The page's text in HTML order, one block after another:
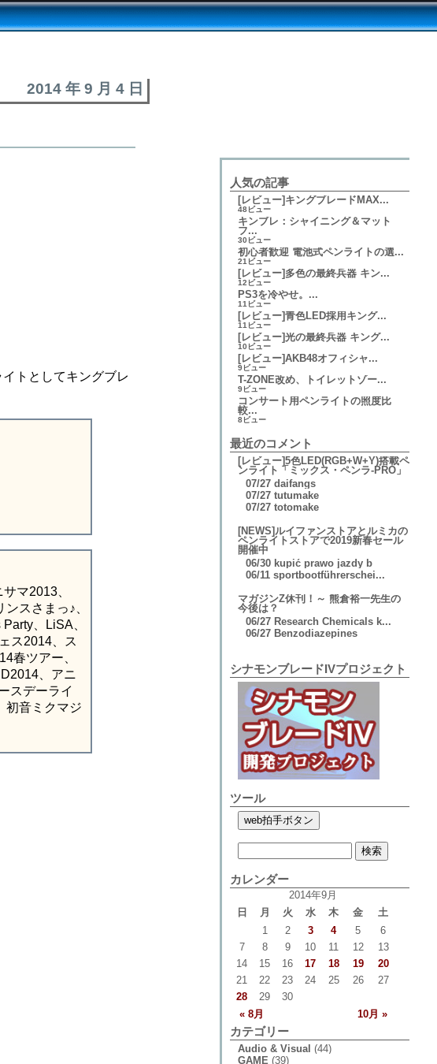
2014 年 9 月 4 日
トとしてキングブレ
マ2013、
スさまっ♪、
、LiSA、
ス2014、ス
春ツアー、
、アニ
スデーライ
初音ミクマジ
人気の記事
[レビュー]キングブレードMAX...
48ビュー
キンブレ：シャイニング＆マット
フ...
30ビュー
初心者歓迎 電池式ペンライトの選...
21ビュー
[レビュー]多色の最終兵器 キン...
12ビュー
PS3を冷やせ。...
11ビュー
[レビュー]青色LED採用キング...
11ビュー
[レビュー]光の最終兵器 キング...
10ビュー
[レビュー]AKB48オフィシャ...
9ビュー
T-ZONE改め、トイレットゾー...
9ビュー
コンサート用ペンライトの照度比
較...
8ビュー
最近のコメント
[レビュー]5色LED(RGB+W+Y)搭載ペ
ンライト「ミックス・ペンラ-PRO」
07/27 daifangs
07/27 tutumake
07/27 totomake
[NEWS]ルイファンストアとルミカの
ペンライトストアで2019新春セール
開催中
06/30 kupić prawo jazdy b
06/11 sportbootführerschei...
マガジンZ休刊！～ 熊倉裕一先生の
今後は？
06/27 Research Chemicals k...
06/27 Benzodiazepines
シナモンブレードIVプロジェクト
ツール
カレンダー
2014年9月
日
月 火 水 木 金 土
« 8月 10月 »
1 2 3 4 5
6
7
8 9 10 11 12
13
14
15 16 17 18 19
20
21
22 23 24 25 26
27
28
29 30
カテゴリー
Audio & Visual (44)
GAME (39)